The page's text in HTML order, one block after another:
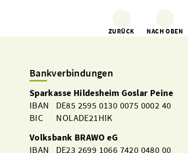
ZURÜCK NACH OBEN
Bankverbindungen
Sparkasse Hildesheim Goslar Peine
IBAN DE85 2595 0130 0075 0002 40
BIC NOLADE21HIK
Volksbank BRAWO eG
IBAN DE23 2699 1066 7420 0480 00